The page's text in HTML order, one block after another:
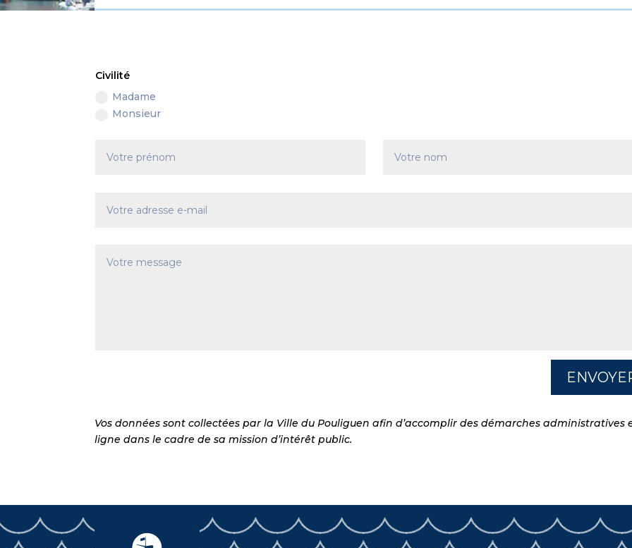
Civilité
Madame
Monsieur
Vos données sont collectées par la Ville du Pouliguen afin d’accomplir des démarches administratives
ligne dans le cadre de sa mission d’intérêt public.